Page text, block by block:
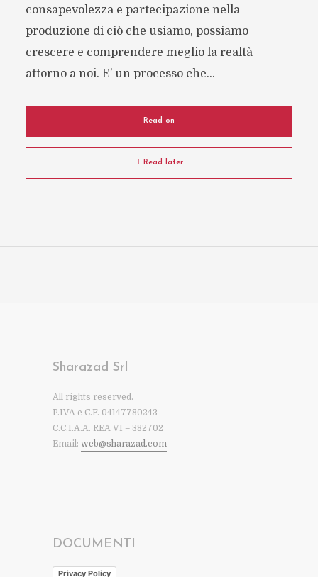
consapevolezza e partecipazione nella
produzione di ciò che usiamo, possiamo
crescere e comprendere meglio la realtà
attorno a noi. E’ un processo che...
Read on
Read later
Sharazad Srl
All rights reserved.
P.IVA e C.F. 04147780243
C.C.I.A.A. REA VI – 382702
Email: web@sharazad.com
DOCUMENTI
Privacy Policy